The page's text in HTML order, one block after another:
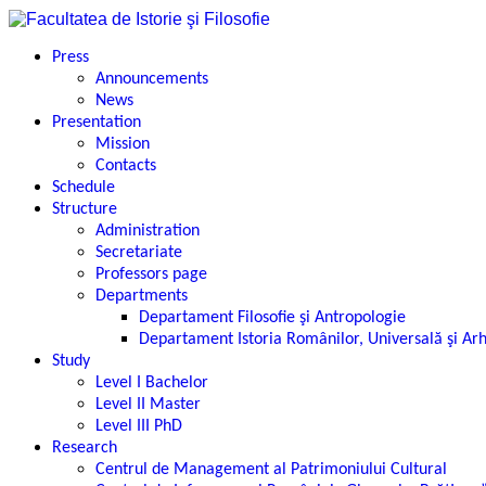
Press
Announcements
News
Presentation
Mission
Contacts
Schedule
Structure
Administration
Secretariate
Professors page
Departments
Departament Filosofie şi Antropologie
Departament Istoria Românilor, Universală şi
Study
Level I Bachelor
Level II Master
Level III PhD
Research
Centrul de Management al Patrimoniului Cultural